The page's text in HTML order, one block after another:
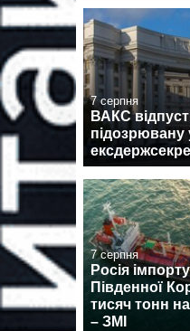
7 серпня
ВАКС
підозрювану
7 серпня
Росія
Південної
тисяч тонн
– ЗМІ